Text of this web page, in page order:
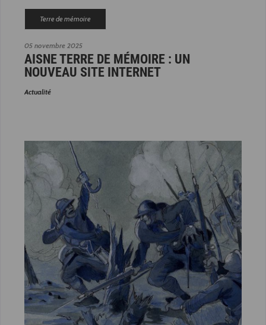
05 novembre 2025
Terre de mémoire
AISNE TERRE DE MÉMOIRE : UN
NOUVEAU SITE INTERNET
Actualité